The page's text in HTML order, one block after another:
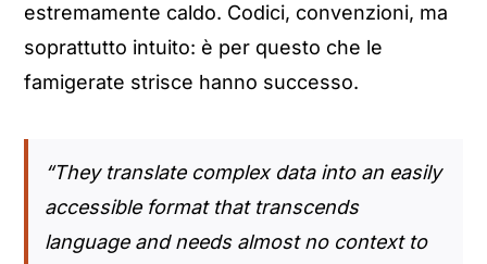
estremamente caldo. Codici, convenzioni, ma
soprattutto intuito: è per questo che le
famigerate strisce hanno successo.
“They translate complex data into an easily
accessible format that transcends
language and needs almost no context to